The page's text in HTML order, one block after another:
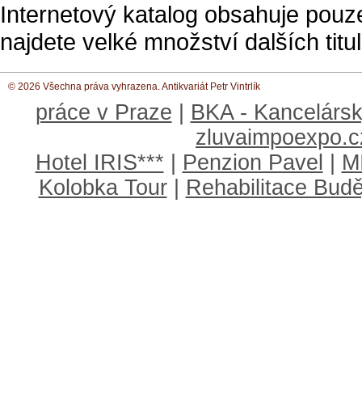
Internetový katalog obsahuje
najdete velké množství dalších
© 2026 Všechna práva vyhrazena. Antikvariát Petr Vintrlík
práce v Praze
BKA -
Hotel IRIS***
Penzion Pavel
Kolobka Tour
Rehabilitace